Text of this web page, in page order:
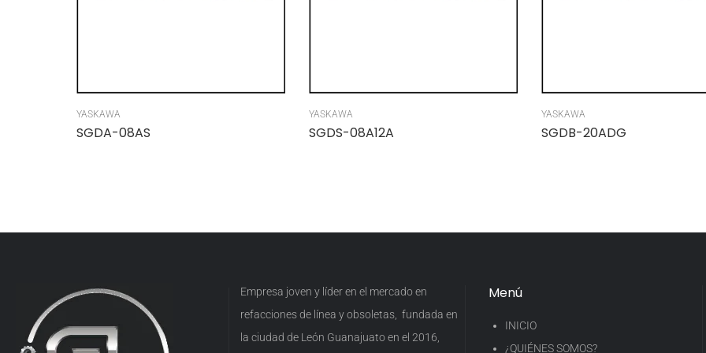
YASKAWA
SGDA-08AS
YASKAWA
SGDS-08A12A
YASKAWA
SGDB-20ADG
Empresa joven y líder en el mercado en
refacciones de línea y obsoletas, fundada en
la ciudad de León Guanajuato en el 2016,
Menú
INICIO
¿QUIÉNES SOMOS?